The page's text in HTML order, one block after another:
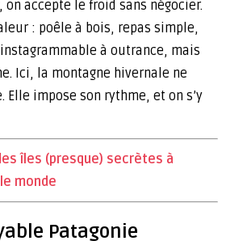
on accepte le froid sans négocier.
: poêle à bois, repas simple,
à outrance, mais
Ici, la montagne hivernale ne
Elle impose son rythme, et on s’y
îles (presque) secrètes à
monde
Patagonie